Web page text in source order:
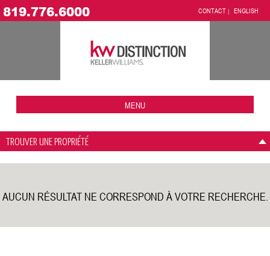
819.776.6000 CONTACT ENGLISH
MENU
TROUVER UNE PROPRIÉTÉ
AUCUN RÉSULTAT NE CORRESPOND À VOTRE RECHERCHE.